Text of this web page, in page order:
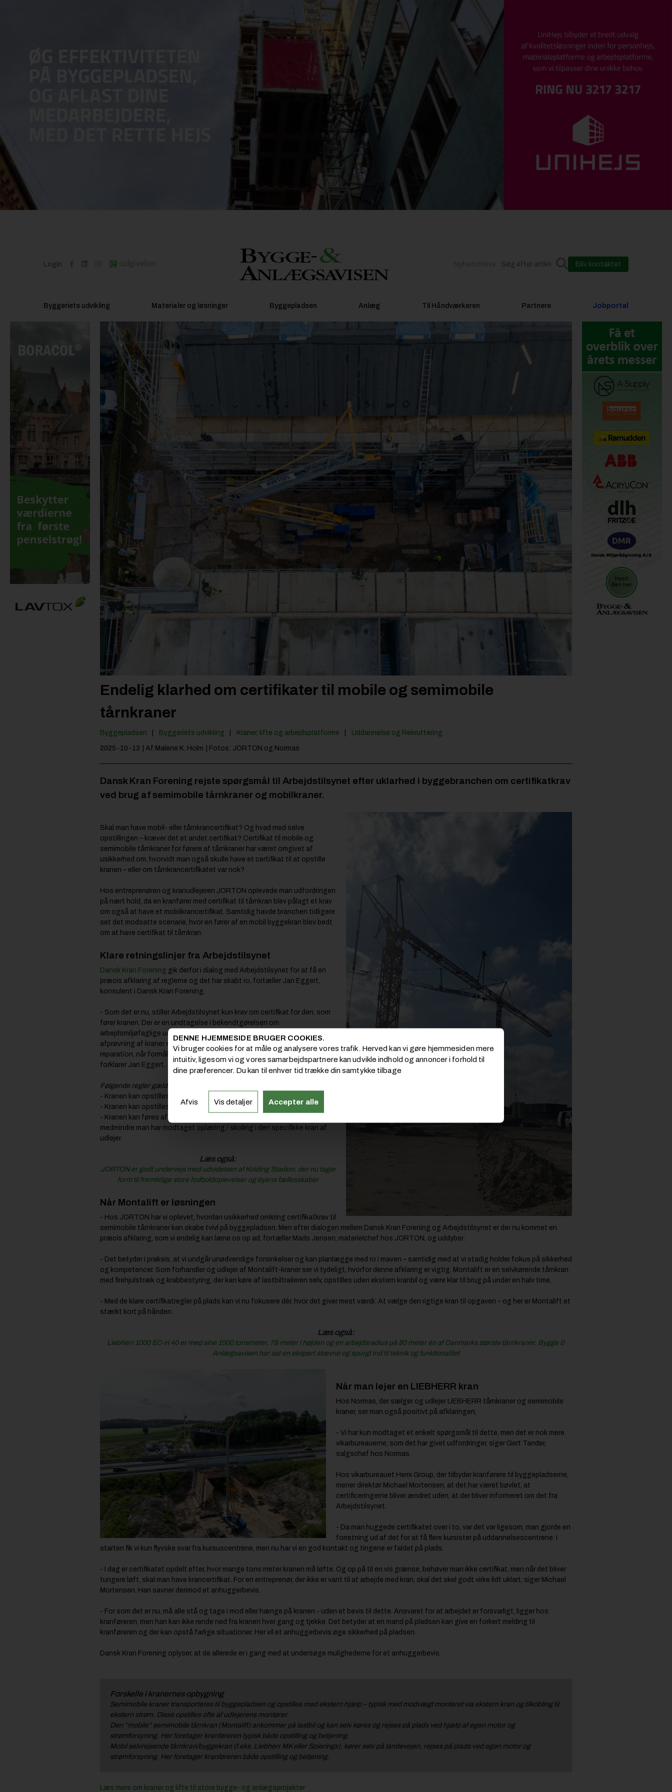
Login Bliv kontaktet
Byggeriets udvikling Materialer og løsninger Byggepladsen Anlæg Til Håndværkeren Partnere Jobportal
Endelig klarhed om certifikater til mobile og semimobile
tårnkraner
Byggepladsen Byggeriets udvikling Kraner, lifte og arbejdsplatforme Uddannelse og Rekruttering
2025-10-13 | Af Malene K. Holm | Fotos: JORTON og Normas
Dansk Kran Forening rejste spørgsmål til Arbejdstilsynet efter uklarhed i byggebranchen om certifikatkrav
ved brug af semimobile tårnkraner og mobilkraner.
Skal man have mobil- eller tårnkrancertifikat? Og hvad med selve
opstillingen – kræver det et andet certifikat? Certifikat til mobile og
semimobile tårnkraner for førere af tårnkraner har været omgivet af
usikkerhed om, hvorvidt man også skulle have et certifikat til at opstille
kranen – eller om tårnkrancertifikatet var nok?
Hos entreprenøren og kranudlejeren JORTON oplevede man udfordringen
på nært hold, da en kranfører med certifikat til tårnkran blev pålagt et krav
om også at have et mobilkrancertifikat. Samtidig havde branchen tidligere
set det modsatte scenarie, hvor en fører af en mobil byggekran blev bedt
om at have certifikat til tårnkran.
Klare retningslinjer fra Arbejdstilsynet
Dansk Kran Forening gik derfor i dialog med Arbejdstilsynet for at få en
præcis afklaring af reglerne og det har skabt ro, fortæller Jan Eggert,
konsulent i Dansk Kran Forening.
- Som det er nu, stiller Arbejdstilsynet kun krav om certifikat for den, som
fører kranen. Der er en undtagelse i bekendtgørelsen om
arbejdsmiljøfaglige uddannelser om at der ikke er krav om certifikat: Ved
afprøvning af kraner eller lignende maskiner efter opstilling eller
reparation, når formålet er at kontrollere, at alt fungerer, som det skal,
forklarer Jan Eggert.
Følgende regler gælder for semimobile kraner:
- Kranen kan opstilles uden krav om certifikat.
- Kranen kan opstilles og føres af en med certifikat til mobilkran.
- Kranen kan føres af en med certifikat til tårnkran, men ikke opstilles,
medmindre man har modtaget oplæring / skoling i den specifikke kran af
udlejer.
Læs også:
JORTON er godt undervejs med udvidelsen af Kolding Stadion, der nu tager
form til fremtidige store fodboldoplevelser og byens fællesskaber
Når Montalift er løsningen
- Hos JORTON har vi oplevet, hvordan usikkerhed omkring certifikatkrav til
semimobile tårnkraner kan skabe tvivl på byggepladsen. Men efter dialogen mellem Dansk Kran Forening og Arbejdstilsynet er der nu kommet en
præcis afklaring, som vi endelig kan læne os op ad, fortæller Mads Jensen, materielchef hos JORTON, og uddyber:
- Det betyder i praksis, at vi undgår unødvendige forsinkelser og kan planlægge med ro i maven – samtidig med at vi stadig holder fokus på sikkerhed
og kompetencer. Som forhandler og udlejer af Montalift-kraner ser vi tydeligt, hvorfor denne afklaring er vigtig. Montalift er en selvkørende tårnkran
med firehjulstræk og krabbestyring, der kan køre af lastbiltraileren selv, opstilles uden ekstern kranbil og være klar til brug på under en halv time.
- Med de klare certifikatregler på plads kan vi nu fokusere dér, hvor det giver mest værdi: At vælge den rigtige kran til opgaven – og her er Montalift et
stærkt kort på hånden.
Læs også:
Liebherr 1000 EC-H 40 er med sine 1000 tonsmeter, 78 meter i højden og en arbejdsradius på 80 meter én af Danmarks største tårnkraner. Bygge &
Anlægsavisen har sat en ekspert stævne og spurgt ind til teknik og funktionalitet
Når man lejer en LIEBHERR kran
Hos Normas, der sælger og udlejer LIEBHERR tårnkraner og semimobile
kraner, ser man også positivt på afklaringen,
- Vi har kun modtaget et enkelt spørgsmål til dette, men det er nok mere
vikarbureauerne, som det har givet udfordringer, siger Gert Tander,
salgschef hos Normas.
Hos vikarbureauet Hemi Group, der tilbyder kranførere til byggepladserne,
mener direktør Michael Mortensen, at det har været bøvlet, at
certificeringerne bliver ændret uden, at der bliver informeret om det fra
Arbejdstilsynet.
- Da man huggede certifikatet over i to, var det var ligesom, man gjorde en
forretning ud af det for at få flere kursister på uddannelsescentrene. I
starten fik vi kun flyvske svar fra kursuscentrene, men nu har vi en god kontakt og tingene er faldet på plads.
- I dag er certifikatet opdelt efter, hvor mange tons meter kranen må løfte. Og op på til en vis grænse, behøver man ikke certifikat, men når det bliver
tungere løft, skal man have krancertifikat. For en entreprenør, der ikke er vant til at arbejde med kran, skal det skel godt virke lidt uklart, siger Michael
Mortensen. Han savner derimod et anhuggerbevis.
- For som det er nu, må alle stå og tage i mod eller hænge på kranen - uden et bevis til dette. Ansvaret for at arbejdet er forsvarligt, ligger hos
kranføreren, men han kan ikke rende ned fra kranen hver gang og tjekke. Det betyder at en mand på pladsen kan give en forkert melding til
kranføreren og der kan opstå farlige situationer. Her vil et anhuggerbevis øge sikkerhed på pladsen.
Dansk Kran Forening oplyser, at de allerede er i gang med at undersøge mulighederne for et anhuggerbevis.
Forskelle i kranernes opbygning
Semimobile kraner transporteres til byggepladsen og opstilles med ekstern hjælp – typisk med modvægt monteret via ekstern kran og tilkobling til
ekstern strøm. Disse opstilles ofte af udlejerens montører.
Den ”mobile” semimobile tårnkran (Montalift) ankommer på lastbil og kan selv køres og rejses på plads ved hjælp af egen motor og
strømforsyning. Her foretager kranføreren typisk både opstilling og betjening.
Mobil selvrejsende tårnkran/byggekran (f.eks. Liebherr MK eller Spierings), kører selv på landevejen, rejses på plads ved egen motor og
strømforsyning. Her foretager kranføreren både opstilling og betjening.
Læs mere om kraner og lifte til store bygge- og anlægsprojekter
DENNE HJEMMESIDE BRUGER COOKIES.
Vi bruger cookies for at måle og analysere vores trafik. Herved kan vi gøre hjemmesiden mere
intuitiv, ligesom vi og vores samarbejdspartnere kan udvikle indhold og annoncer i forhold til
dine præferencer. Du kan til enhver tid trække din samtykke tilbage
Afvis Vis detaljer Accepter alle